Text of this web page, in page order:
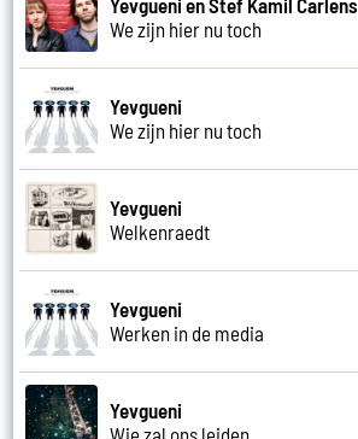
Yevgueni en Stef Kamil Carlens
We zijn hier nu toch
Yevgueni
We zijn hier nu toch
Yevgueni
Welkenraedt
Yevgueni
Werken in de media
Yevgueni